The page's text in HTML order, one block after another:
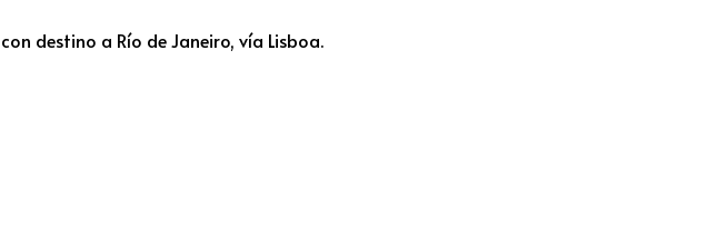
destino a Río de Janeiro, vía Lisboa.